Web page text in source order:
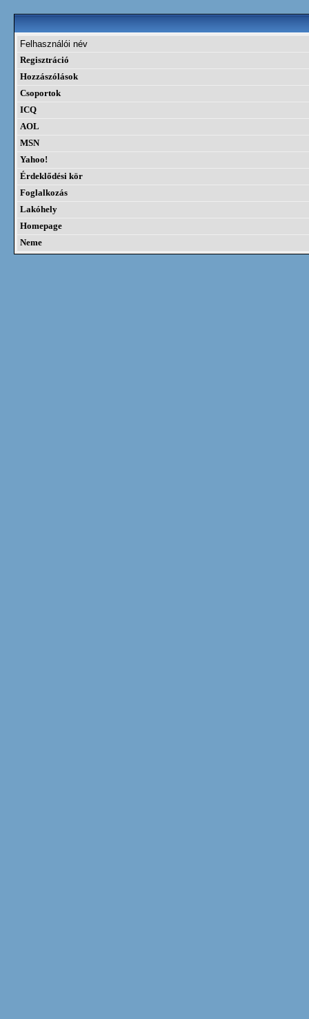
Felhasználói név
Regisztráció
Hozzászólások
Csoportok
ICQ
AOL
MSN
Yahoo!
Érdeklődési kör
Foglalkozás
Lakóhely
Homepage
Neme